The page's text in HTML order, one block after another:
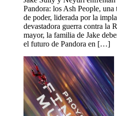
Pandora: los Ash People,
de poder, liderada por la
devastadora guerra contra la
mayor, la familia de Jake
el futuro de Pandora en […]